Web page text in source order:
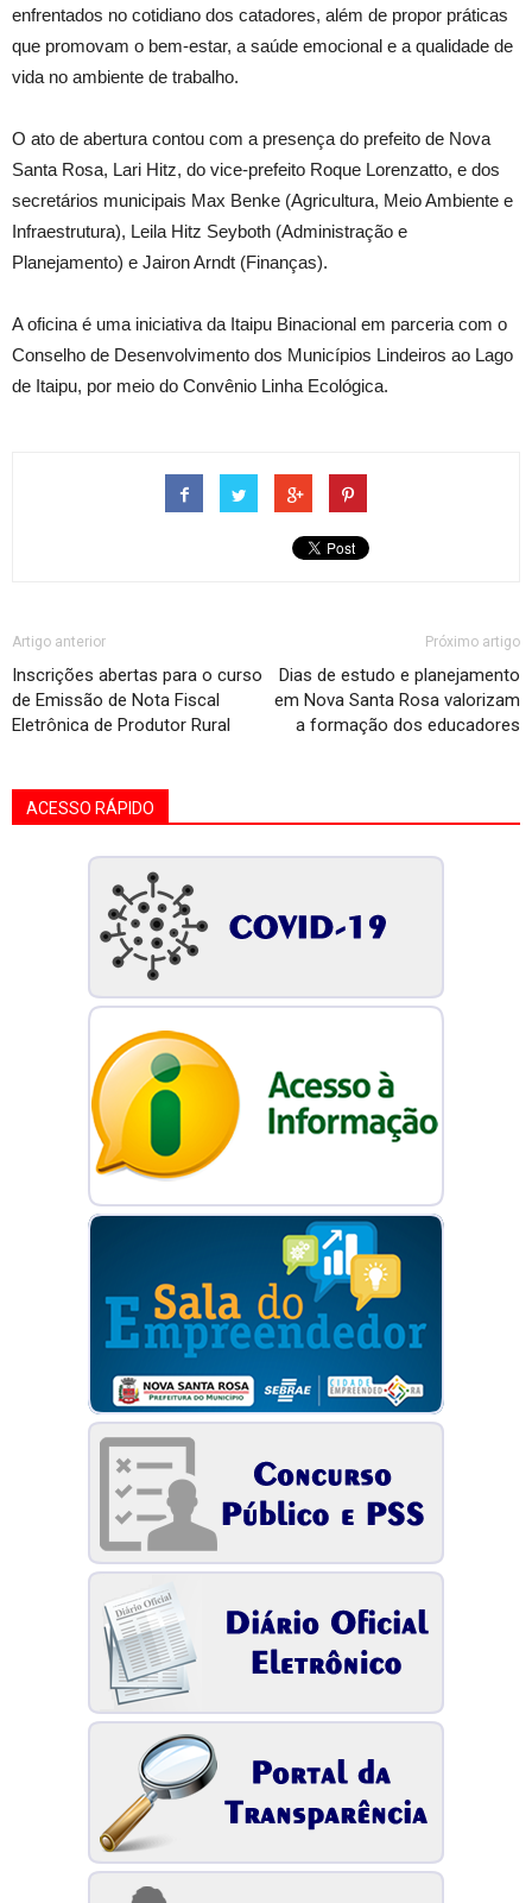
enfrentados no cotidiano dos catadores, além de propor práticas
que promovam o bem-estar, a saúde emocional e a qualidade de
vida no ambiente de trabalho.
O ato de abertura contou com a presença do prefeito de Nova
Santa Rosa, Lari Hitz, do vice-prefeito Roque Lorenzatto, e dos
secretários municipais Max Benke (Agricultura, Meio Ambiente e
Infraestrutura), Leila Hitz Seyboth (Administração e
Planejamento) e Jairon Arndt (Finanças).
A oficina é uma iniciativa da Itaipu Binacional em parceria com o
Conselho de Desenvolvimento dos Municípios Lindeiros ao Lago
de Itaipu, por meio do Convênio Linha Ecológica.
Artigo anterior
Inscrições abertas para o curso
de Emissão de Nota Fiscal
Eletrônica de Produtor Rural
Próximo artigo
Dias de estudo e planejamento
em Nova Santa Rosa valorizam
a formação dos educadores
ACESSO RÁPIDO